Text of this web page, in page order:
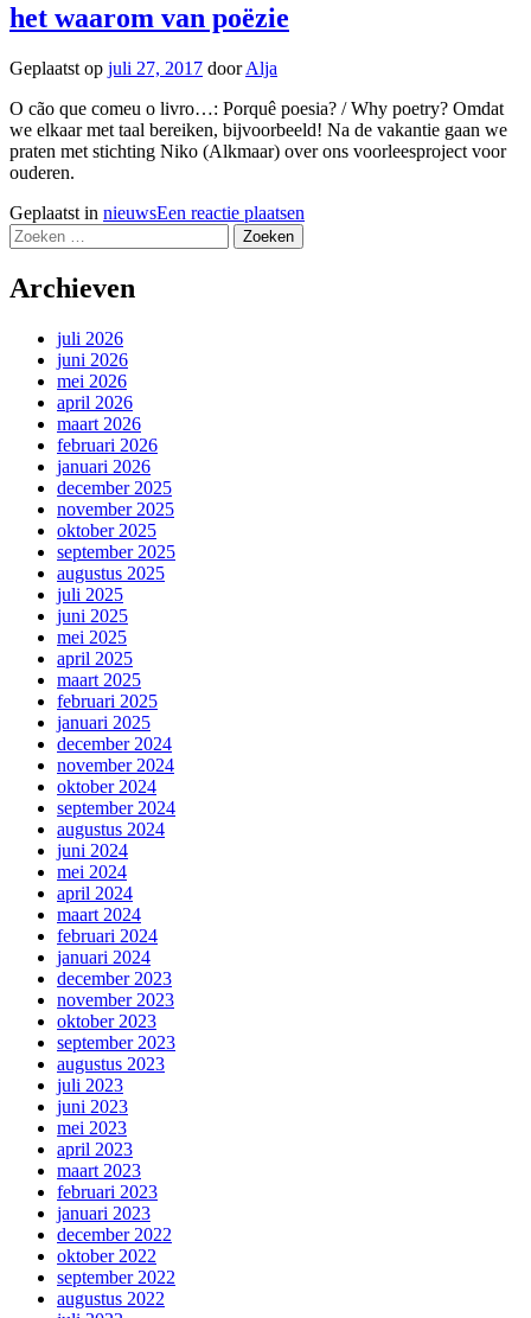
het waarom van poëzie
Geplaatst op juli 27, 2017 doorAlja
O cão que comeu o livro…: Porquê poesia? / Why poetry? Omdat
we elkaar met taal bereiken, bijvoorbeeld! Na de vakantie gaan we
praten met stichting Niko (Alkmaar) over ons voorleesproject voor
ouderen.
Geplaatst in nieuwsEen reactie plaatsen
Zoeken
naar:
Archieven
juli 2026
juni 2026
mei 2026
april 2026
maart 2026
februari 2026
januari 2026
december 2025
november 2025
oktober 2025
september 2025
augustus 2025
juli 2025
juni 2025
mei 2025
april 2025
maart 2025
februari 2025
januari 2025
december 2024
november 2024
oktober 2024
september 2024
augustus 2024
juni 2024
mei 2024
april 2024
maart 2024
februari 2024
januari 2024
december 2023
november 2023
oktober 2023
september 2023
augustus 2023
juli 2023
juni 2023
mei 2023
april 2023
maart 2023
februari 2023
januari 2023
december 2022
oktober 2022
september 2022
augustus 2022